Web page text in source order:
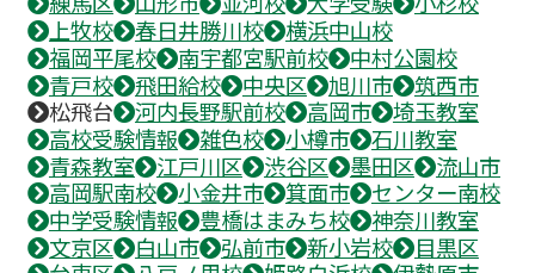
上牧校
春日井勝川校
横浜中山校
福岡平尾校
南宇都宮駅前校
中村公園校
青戸校
飛田給校 中央区 旭川市
筑西市
松飛台
河内長野駅前校 高岡市
埼玉教室
高校受験情報
雑色校 小樽市
石川教室
青森教室
江戸川区 渋谷区 墨田区
流山市
高岡駅南校
小金井市 箕面市
センター南校
中学受験情報
豊橋はまみち校
神奈川教室
文京区
白山市 弘前市 新小岩校
目黒区